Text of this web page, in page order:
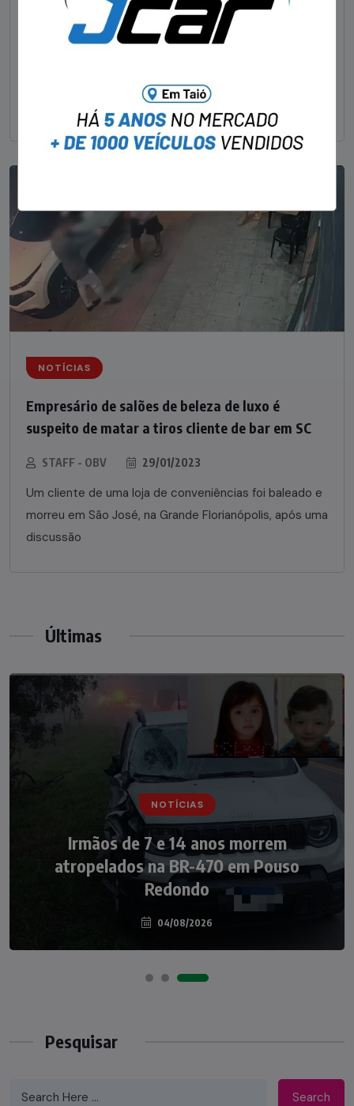
STAFF - OBV 29/01/2023
um delegado aposentado em um bar de Criciúma, no
Sul catarinense, foi
NOTÍCIAS
Empresário de salões de beleza de luxo é
suspeito de matar a tiros cliente de bar em SC
STAFF - OBV 29/01/2023
Um cliente de uma loja de conveniências foi baleado e
morreu em São José, na Grande Florianópolis, após uma
discussão
Últimas
NOTÍCIAS
Irmãos de 7 e 14 anos morrem
atropelados na BR-470 em Pouso
Redondo
04/08/2026
NOTÍCIAS
Nádia Menegazzi leva o nome de Taió ao
palco do Programa Silvio Santos
07/08/2026
Pesquisar
Search